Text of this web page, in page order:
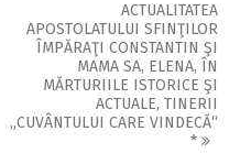
ACTUALITATEA
APOSTOLATULUI SFINŢILOR
ÎMPĂRAŢI CONSTANTIN ŞI
MAMA SA, ELENA, ÎN
MĂRTURIILE ISTORICE ŞI
ACTUALE, TINERII
„CUVÂNTULUI CARE VINDECĂ“
*